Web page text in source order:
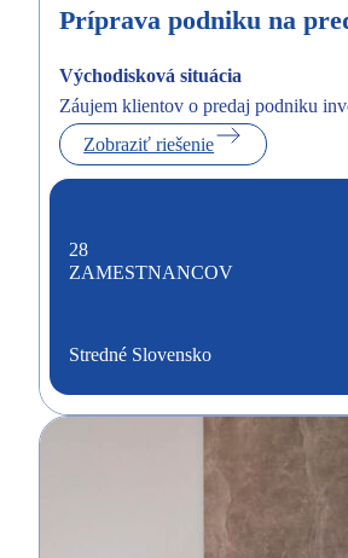
Príprava podniku na
Východisková situácia
Záujem klientov o predaj podniku
Zobraziť riešenie
28
ZAMESTNANCOV
Stredné Slovensko